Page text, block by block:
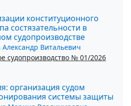
конституционного
состязательности в
судопроизводстве
Витальевич
судопроизводство № 01/2026
организация судом
системы защиты